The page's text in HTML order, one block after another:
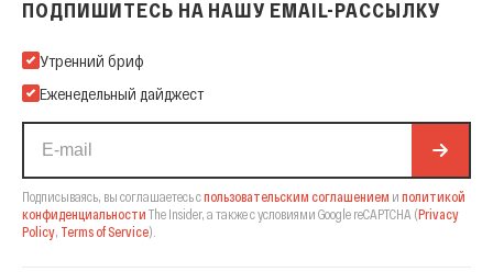
ПОДПИШИТЕСЬ НА НАШУ EMAIL-РАССЫЛКУ
Подпишитесь на нашу Email-рассылку
Утренний бриф
Еженедельный дайджест
Подписываясь, вы соглашаетесь спользовательским соглашением и политикой
конфиденциальности The Insider, а также с условиями Google reCAPTCHA (Privacy
Policy, Terms of Service).